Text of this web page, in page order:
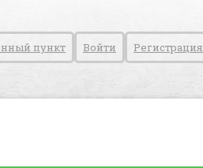
пункт Войти Регистрация